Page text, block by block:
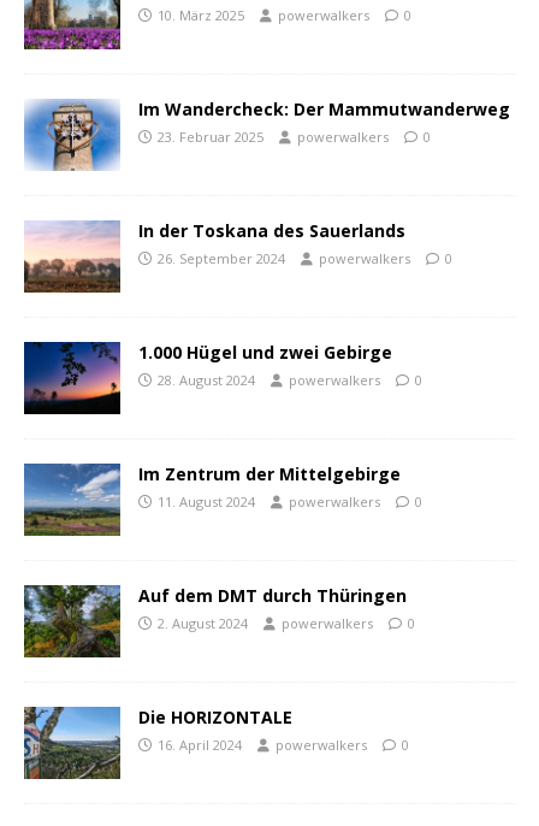
10. März 2025 powerwalkers 0
Im Wandercheck: Der Mammutwanderweg
23. Februar 2025 powerwalkers 0
In der Toskana des Sauerlands
26. September 2024 powerwalkers 0
1.000 Hügel und zwei Gebirge
28. August 2024 powerwalkers 0
Im Zentrum der Mittelgebirge
11. August 2024 powerwalkers 0
Auf dem DMT durch Thüringen
2. August 2024 powerwalkers 0
Die HORIZONTALE
16. April 2024 powerwalkers 0